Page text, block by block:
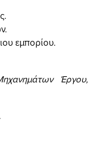
εμπορίου.
Έργου,